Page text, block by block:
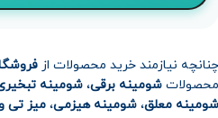
نیازمند خرید محصولات از
شومینه برقی، شومینه
معلق، شومینه هیزمی، میز تی